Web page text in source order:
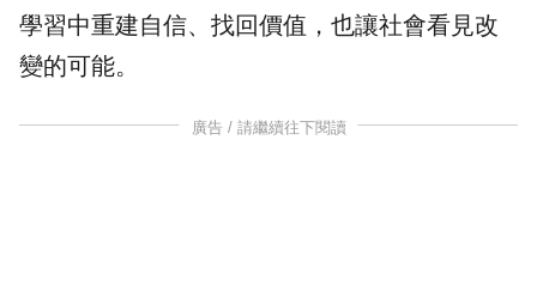
學習中重建自信、找回價值，也讓社會看見改
變的可能。
廣告 / 請繼續往下閱讀